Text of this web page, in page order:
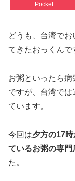
Pocket
どうも、台湾で
てきたおっくんで
お粥といったら
ですが、台湾で
ています。
今回は夕方の17
ているお粥の専門
た。